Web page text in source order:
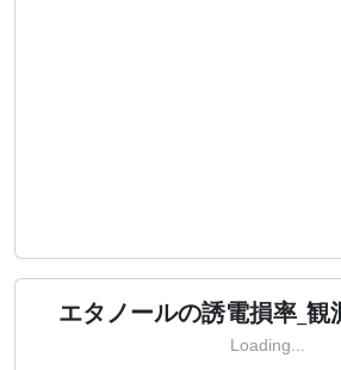
エタノールの誘電損率_
Loading...